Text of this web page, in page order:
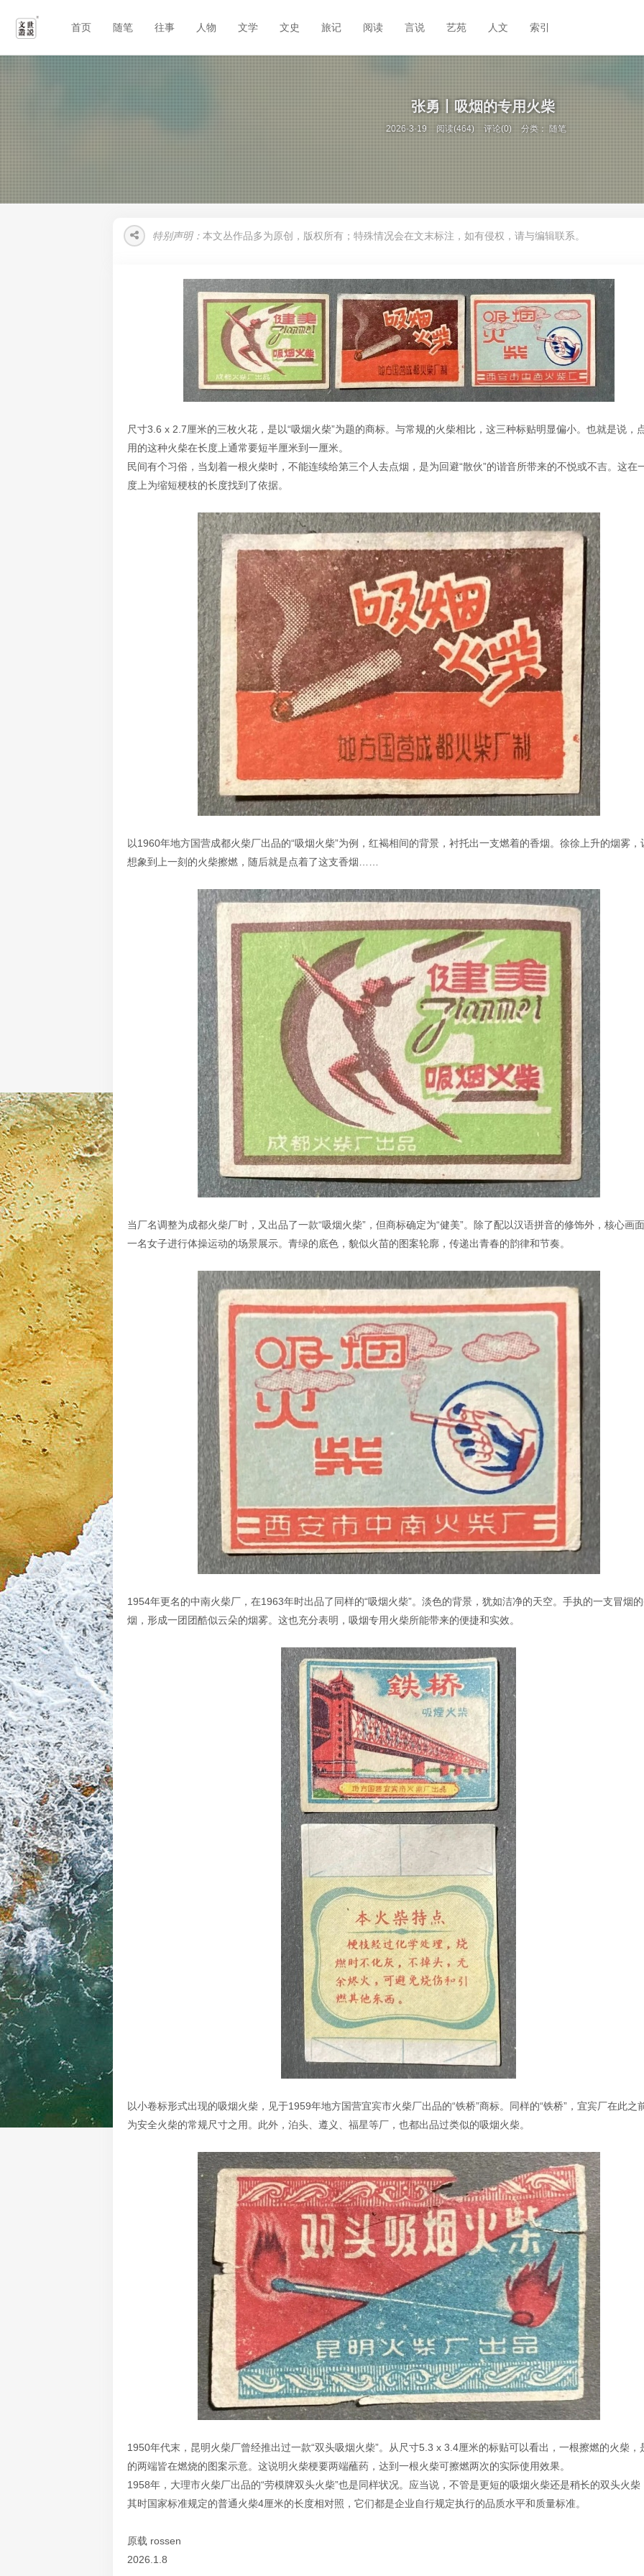
首页 随笔 往事 人物 文学 文史 旅记 阅读 言说 艺苑 人文 索引
张勇丨吸烟的专用火柴
2026-3-19 阅读(464) 评论(0) 分类：随笔
特别声明： 本文丛作品多为原创，版权所有；特殊情况会在文末标注，如有侵权，请与编辑联系。
尺寸3.6 x 2.7厘米的三枚火花，是以“吸烟火柴”为题的商标。与常规的火柴相比，这三种标贴明显偏小。也就是说，
用的这种火柴在长度上通常要短半厘米到一厘米。
民间有个习俗，当划着一根火柴时，不能连续给第三个人去点烟，是为回避“散伙”的谐音所带来的不悦或不吉。这在
度上为缩短梗枝的长度找到了依据。
以1960年地方国营成都火柴厂出品的“吸烟火柴”为例，红褐相间的背景，衬托出一支燃着的香烟。徐徐上升的烟雾，
想象到上一刻的火柴擦燃，随后就是点着了这支香烟……
当厂名调整为成都火柴厂时，又出品了一款“吸烟火柴”，但商标确定为“健美”。除了配以汉语拼音的修饰外，核心画
一名女子进行体操运动的场景展示。青绿的底色，貌似火苗的图案轮廓，传递出青春的韵律和节奏。
1954年更名的中南火柴厂，在1963年时出品了同样的“吸烟火柴”。淡色的背景，犹如洁净的天空。手执的一支冒烟
烟，形成一团团酷似云朵的烟雾。这也充分表明，吸烟专用火柴所能带来的便捷和实效。
以小卷标形式出现的吸烟火柴，见于1959年地方国营宜宾市火柴厂出品的“铁桥”商标。同样的“铁桥”，宜宾厂在此之
为安全火柴的常规尺寸之用。此外，泊头、遵义、福星等厂，也都出品过类似的吸烟火柴。
1950年代末，昆明火柴厂曾经推出过一款“双头吸烟火柴”。从尺寸5.3 x 3.4厘米的标贴可以看出，一根擦燃的火柴，
的两端皆在燃烧的图案示意。这说明火柴梗要两端蘸药，达到一根火柴可擦燃两次的实际使用效果。
1958年，大理市火柴厂出品的“劳模牌双头火柴”也是同样状况。应当说，不管是更短的吸烟火柴还是稍长的双头火柴
其时国家标准规定的普通火柴4厘米的长度相对照，它们都是企业自行规定执行的品质水平和质量标准。
原载 rossen
2026.1.8